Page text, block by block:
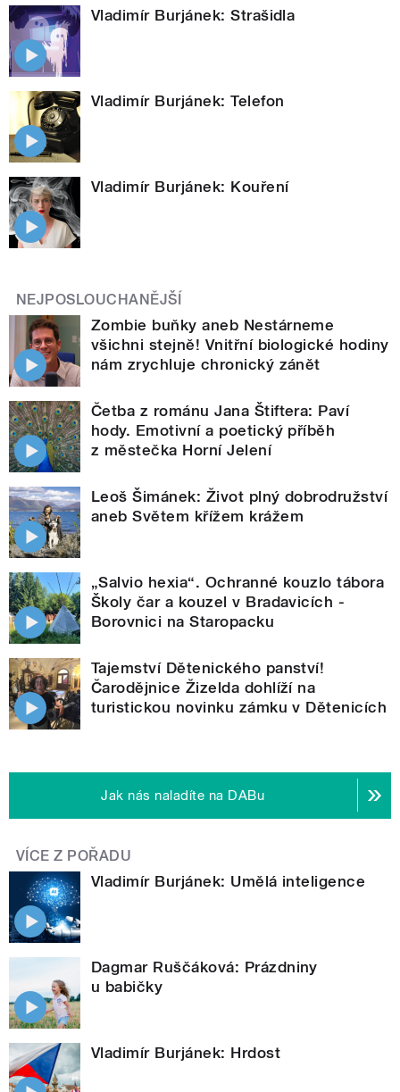
Vladimír Burjánek: Strašidla
Vladimír Burjánek: Telefon
Vladimír Burjánek: Kouření
NEJPOSLOUCHANĚJŠÍ
Zombie buňky aneb Nestárneme
všichni stejně! Vnitřní biologické hodiny
nám zrychluje chronický zánět
Četba z románu Jana Štiftera: Paví
hody. Emotivní a poetický příběh
z městečka Horní Jelení
Leoš Šimánek: Život plný dobrodružství
aneb Světem křížem krážem
„Salvio hexia“. Ochranné kouzlo tábora
Školy čar a kouzel v Bradavicích -
Borovnici na Staropacku
Tajemství Dětenického panství!
Čarodějnice Žizelda dohlíží na
turistickou novinku zámku v Dětenicích
Jak nás naladíte na DABu
VÍCE Z POŘADU
Vladimír Burjánek: Umělá inteligence
Dagmar Ruščáková: Prázdniny
u babičky
Vladimír Burjánek: Hrdost